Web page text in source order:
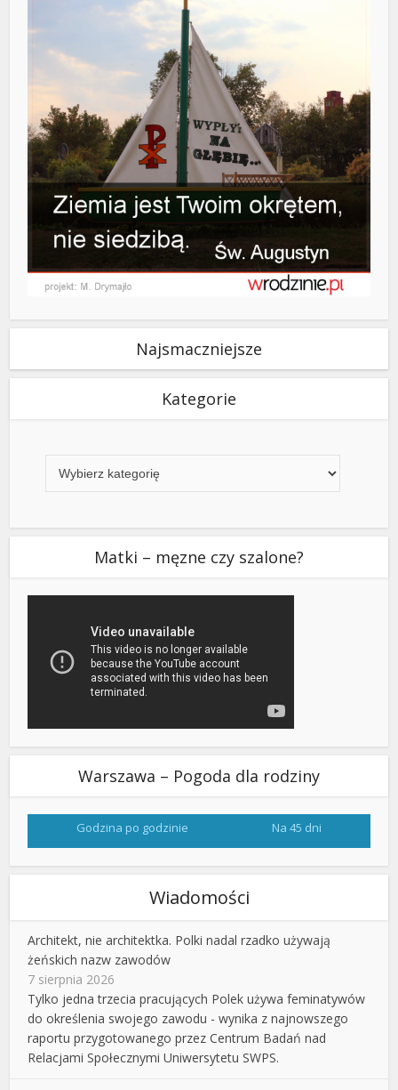
Najsmaczniejsze
Kategorie
Matki – męzne czy szalone?
Warszawa – Pogoda dla rodziny
Godzina po godzinie Na 45 dni
Wiadomości
Architekt, nie architektka. Polki nadal rzadko używają
żeńskich nazw zawodów
7 sierpnia 2026
Tylko jedna trzecia pracujących Polek używa feminatywów
do określenia swojego zawodu - wynika z najnowszego
raportu przygotowanego przez Centrum Badań nad
Relacjami Społecznymi Uniwersytetu SWPS.